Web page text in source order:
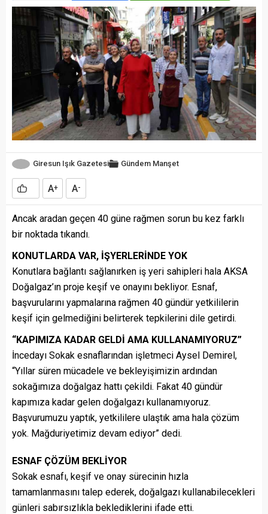
Giresun Işık Gazetesi Gündem Manşet
A+ A-
Ancak aradan geçen 40 güne rağmen sorun bu kez farklı
bir noktada tıkandı.
KONUTLARDA VAR, İŞYERLERİNDE YOK
Konutlara bağlantı sağlanırken iş yeri sahipleri hala AKSA
Doğalgaz’ın proje keşif ve onayını bekliyor. Esnaf,
başvurularını yapmalarına rağmen 40 gündür yetkililerin
keşif için gelmediğini belirterek tepkilerini dile getirdi.
“KAPIMIZA KADAR GELDİ AMA KULLANAMIYORUZ”
İncedayı Sokak esnaflarından işletmeci Aysel Demirel,
“Yıllar süren mücadele ve bekleyişimizin ardından
sokağımıza doğalgaz hattı çekildi. Fakat 40 gündür
kapımıza kadar gelen doğalgazı kullanamıyoruz.
Başvurumuzu yaptık, yetkililere ulaştık ama hala çözüm
yok. Mağduriyetimiz devam ediyor” dedi.
ESNAF ÇÖZÜM BEKLİYOR
Sokak esnafı, keşif ve onay sürecinin hızla
tamamlanmasını talep ederek, doğalgazı kullanabilecekleri
günleri sabırsızlıkla beklediklerini ifade etti.